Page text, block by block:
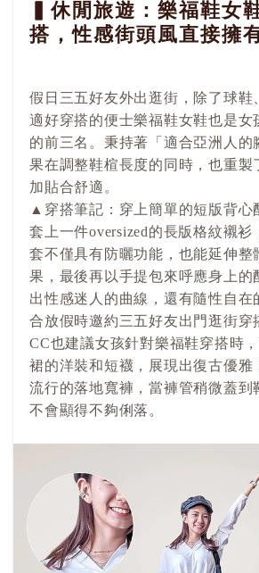
▍休閒旅遊：樂福鞋女
搭，性感街頭風直接擁
假日三五好友外出逛街，除了球鞋
適好穿搭的便士樂福鞋女鞋也是女
的前三名。秉持著「適合亞洲人的
果在調整鞋楦長度的同時，也重製
加貼合舒適。
▲穿搭筆記：穿上簡單的短版背心
套上一件oversized的長版格紋襯衫
套不僅具有防曬功能，也能延伸整
果，最後再以手提包來呼應身上的
出性感迷人的曲線，還有隨性自在
合放假時邀約三五好友出門逛街穿
CC也建議女孩針對樂福鞋穿搭時
裙的洋裝和短襪，展現出復古優雅
流行的落地寬褲，當褲管稍微蓋到
不會顯得不夠俐落。